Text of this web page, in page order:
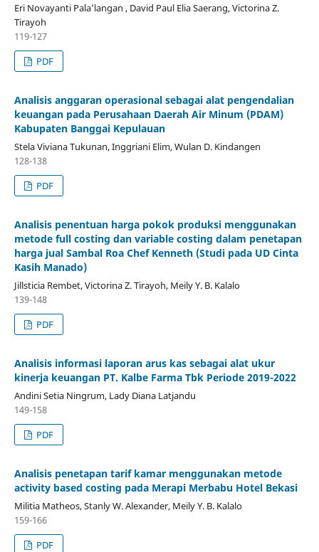
Eri Novayanti Pala’langan , David Paul Elia Saerang, Victorina Z.
Tirayoh
119-127
PDF
Analisis anggaran operasional sebagai alat pengendalian
keuangan pada Perusahaan Daerah Air Minum (PDAM)
Kabupaten Banggai Kepulauan
Stela Viviana Tukunan, Inggriani Elim, Wulan D. Kindangen
128-138
PDF
Analisis penentuan harga pokok produksi menggunakan
metode full costing dan variable costing dalam penetapan
harga jual Sambal Roa Chef Kenneth (Studi pada UD Cinta
Kasih Manado)
Jillsticia Rembet, Victorina Z. Tirayoh, Meily Y. B. Kalalo
139-148
PDF
Analisis informasi laporan arus kas sebagai alat ukur
kinerja keuangan PT. Kalbe Farma Tbk Periode 2019-2022
Andini Setia Ningrum, Lady Diana Latjandu
149-158
PDF
Analisis penetapan tarif kamar menggunakan metode
activity based costing pada Merapi Merbabu Hotel Bekasi
Militia Matheos, Stanly W. Alexander, Meily Y. B. Kalalo
159-166
PDF